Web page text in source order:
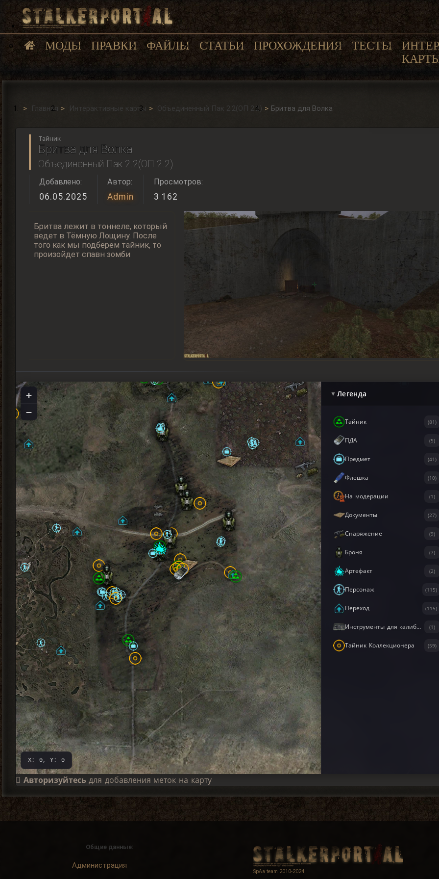
МОДЫ ПРАВКИ ФАЙЛЫ СТАТЬИ ПРОХОЖДЕНИЯ ТЕСТЫ
Главная Интерактивные карты Объединенный Пак 2.2(ОП 2.2) Бритва для Волка
Тайник
Бритва для Волка
Объединенный Пак 2.2(ОП 2.2)
Добавлено:
06.05.2025
Автор:
Admin
Просмотров:
3 162
Бритва лежит в тоннеле, который
ведет в Тёмную Лощину. После
того как мы подберем тайник, то
произойдет спавн зомби
+
−
X: 0, Y: 0
▼ Легенда
Тайник (81)
ПДА (5)
Предмет (41)
Флешка (10)
На модерации (1)
Документы (27)
Снаряжение (9)
Броня (7)
Артефакт (2)
Персонаж (115)
Переход (115)
Инструменты для калибровки (1)
Тайник Коллекционера (59)
Авторизуйтесьдля добавления меток на карту
Общие данные:
Администрация
SpAa team 2010-2024